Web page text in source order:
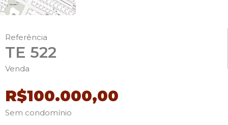
Referência
TE 522
Venda
R$100.000,00
Sem condomínio